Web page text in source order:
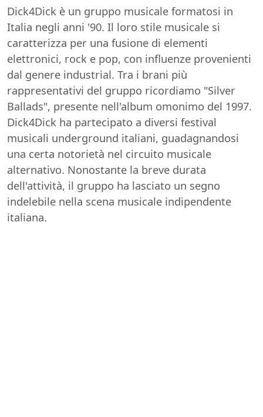
Dick4Dick è un gruppo musicale formatosi in
Italia negli anni '90. Il loro stile musicale si
caratterizza per una fusione di elementi
elettronici, rock e pop, con influenze provenienti
dal genere industrial. Tra i brani più
rappresentativi del gruppo ricordiamo "Silver
Ballads", presente nell'album omonimo del 1997.
Dick4Dick ha partecipato a diversi festival
musicali underground italiani, guadagnandosi
una certa notorietà nel circuito musicale
alternativo. Nonostante la breve durata
dell'attività, il gruppo ha lasciato un segno
indelebile nella scena musicale indipendente
italiana.